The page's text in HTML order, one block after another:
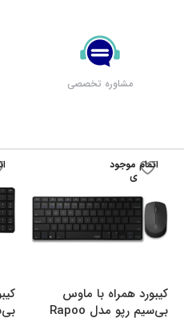
مشاوره تخصصی
اتمام موجود
ی
کیبورد همراه با ماوس
بی‌سیم رپو مدل Rapoo